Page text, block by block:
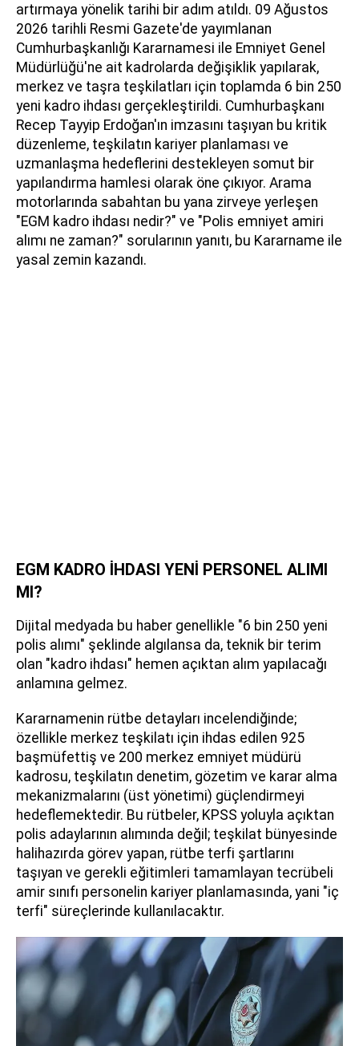
artırmaya yönelik tarihi bir adım atıldı. 09 Ağustos
2026 tarihli Resmi Gazete'de yayımlanan
Cumhurbaşkanlığı Kararnamesi ile Emniyet Genel
Müdürlüğü'ne ait kadrolarda değişiklik yapılarak,
merkez ve taşra teşkilatları için toplamda 6 bin 250
yeni kadro ihdası gerçekleştirildi. Cumhurbaşkanı
Recep Tayyip Erdoğan'ın imzasını taşıyan bu kritik
düzenleme, teşkilatın kariyer planlaması ve
uzmanlaşma hedeflerini destekleyen somut bir
yapılandırma hamlesi olarak öne çıkıyor. Arama
motorlarında sabahtan bu yana zirveye yerleşen
"EGM kadro ihdası nedir?" ve "Polis emniyet amiri
alımı ne zaman?" sorularının yanıtı, bu Kararname ile
yasal zemin kazandı.
EGM KADRO İHDASI YENİ PERSONEL ALIMI
MI?
Dijital medyada bu haber genellikle "6 bin 250 yeni
polis alımı" şeklinde algılansa da, teknik bir terim
olan "kadro ihdası" hemen açıktan alım yapılacağı
anlamına gelmez.
Kararnamenin rütbe detayları incelendiğinde;
özellikle merkez teşkilatı için ihdas edilen 925
başmüfettiş ve 200 merkez emniyet müdürü
kadrosu, teşkilatın denetim, gözetim ve karar alma
mekanizmalarını (üst yönetimi) güçlendirmeyi
hedeflemektedir. Bu rütbeler, KPSS yoluyla açıktan
polis adaylarının alımında değil; teşkilat bünyesinde
halihazırda görev yapan, rütbe terfi şartlarını
taşıyan ve gerekli eğitimleri tamamlayan tecrübeli
amir sınıfı personelin kariyer planlamasında, yani "iç
terfi" süreçlerinde kullanılacaktır.